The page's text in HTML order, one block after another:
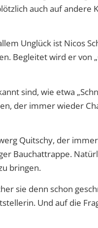
auch auf andere
Unglück ist Nicos
Begleitet wird er von
sind, wie etwa
der immer wieder
Quitschy, der
Bauchattrappe.
bringen.
sie denn schon
Und auf die